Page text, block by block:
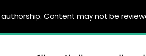
Content may not be